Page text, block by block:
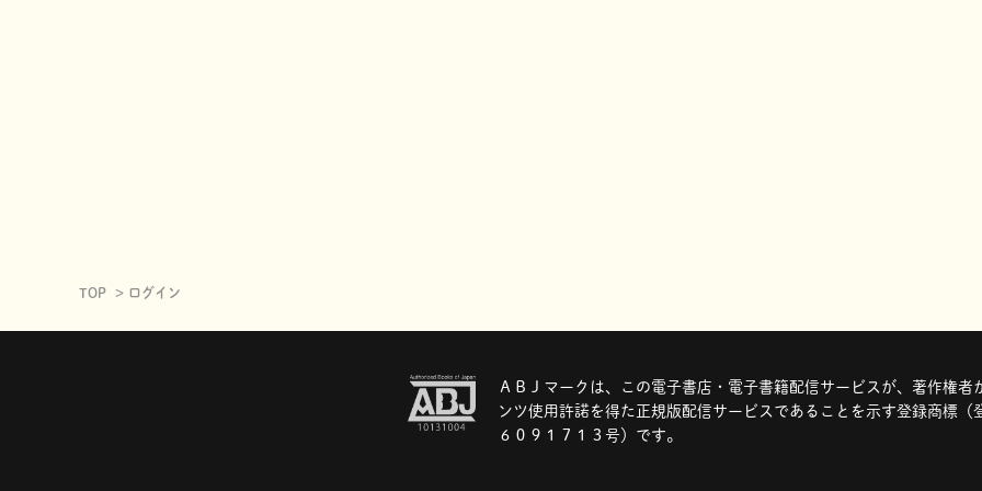
TOP ログイン
ＡＢＪマークは、この電子書店・電子書籍配信サービスが、著作権者
ンツ使用許諾を得た正規版配信サービスであることを示す登録商標（
６０９１７１３号）です。